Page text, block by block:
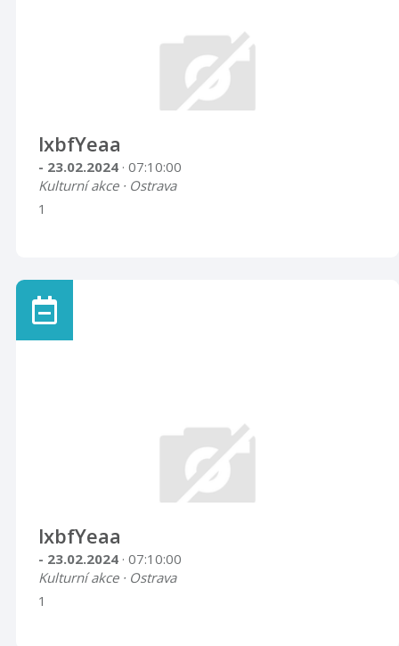
lxbfYeaa
- 23.02.2024 · 07:10:00
Kulturní akce · Ostrava
1
lxbfYeaa
- 23.02.2024 · 07:10:00
Kulturní akce · Ostrava
1